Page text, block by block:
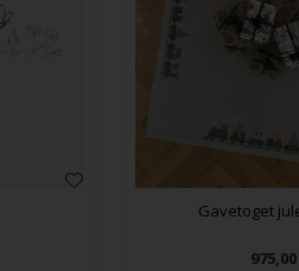
Gavetoget
975,00